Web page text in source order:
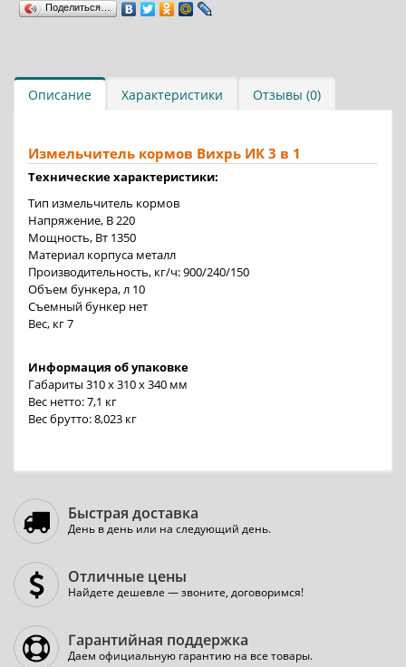
Поделиться…
Описание Характеристики Отзывы (0)
Измельчитель кормов Вихрь ИК 3 в 1
Технические характеристики:
Тип измельчитель кормов
Напряжение, В 220
Мощность, Вт 1350
Материал корпуса металл
Производительность, кг/ч: 900/240/150
Объем бункера, л 10
Съемный бункер нет
Вес, кг 7
Информация об упаковке
Габариты 310 x 310 x 340 мм
Вес нетто: 7,1 кг
Вес брутто: 8,023 кг
Быстрая доставка
День в день или на следующий день.
Отличные цены
Найдете дешевле — звоните, договоримся!
Гарантийная поддержка
Даем официальную гарантию на все товары.